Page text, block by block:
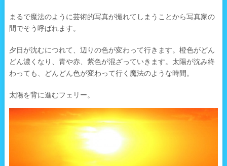
まるで魔法のように芸術的写真が撮れてしまうことから写真家の
間でそう呼ばれます。
夕日が沈むにつれて、辺りの色が変わって行きます。橙色がどん
どん濃くなり、青や赤、紫色が混ざっていきます。太陽が沈み終
わっても、どんどん色が変わって行く魔法のような時間。
太陽を背に進むフェリー。